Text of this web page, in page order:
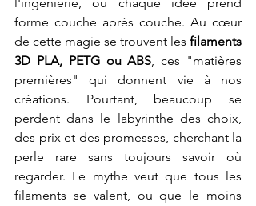
forme couche après couche. Au cœur
de cette magie se trouvent les filaments
3D PLA, PETG ou ABS, ces "matières
premières" qui donnent vie à nos
créations. Pourtant, beaucoup se
perdent dans le labyrinthe des choix,
des prix et des promesses, cherchant la
perle rare sans toujours savoir où
regarder. Le mythe veut que tous les
filaments se valent, ou que le moins